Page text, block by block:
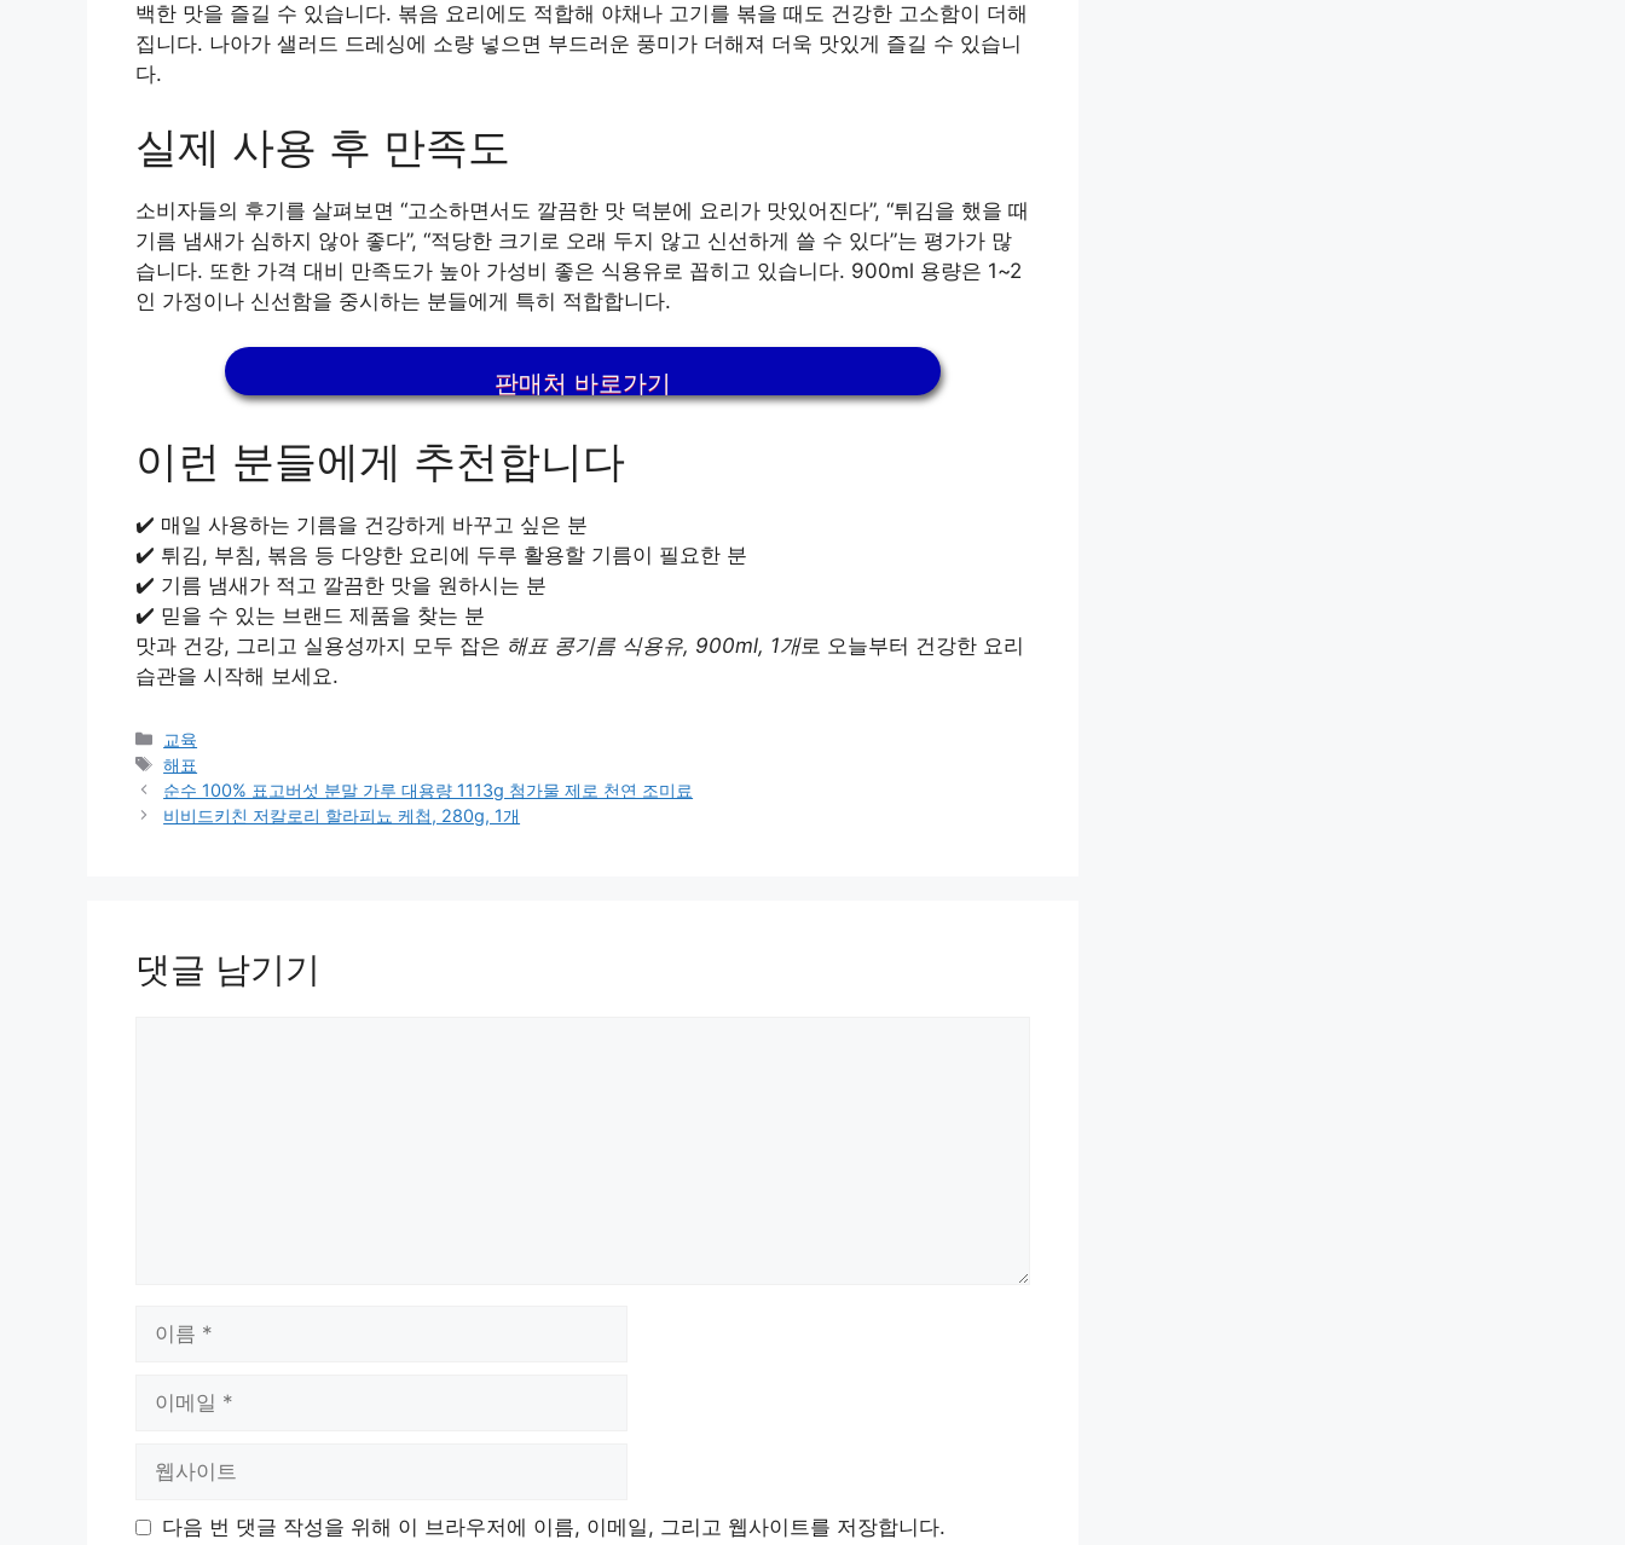
백한 맛을 즐길 수 있습니다. 볶음 요리에도 적합해 야채나 고기를 볶을 때도 건강한 고소함이 더해
집니다. 나아가 샐러드 드레싱에 소량 넣으면 부드러운 풍미가 더해져 더욱 맛있게 즐길 수 있습니
다.
실제 사용 후 만족도
소비자들의 후기를 살펴보면 “고소하면서도 깔끔한 맛 덕분에 요리가 맛있어진다”, “튀김을 했을 때
기름 냄새가 심하지 않아 좋다”, “적당한 크기로 오래 두지 않고 신선하게 쓸 수 있다”는 평가가 많
습니다. 또한 가격 대비 만족도가 높아 가성비 좋은 식용유로 꼽히고 있습니다. 900ml 용량은 1~2
인 가정이나 신선함을 중시하는 분들에게 특히 적합합니다.
판매처 바로가기
이런 분들에게 추천합니다
✔️ 매일 사용하는 기름을 건강하게 바꾸고 싶은 분
✔️ 튀김, 부침, 볶음 등 다양한 요리에 두루 활용할 기름이 필요한 분
✔️ 기름 냄새가 적고 깔끔한 맛을 원하시는 분
✔️ 믿을 수 있는 브랜드 제품을 찾는 분
맛과 건강, 그리고 실용성까지 모두 잡은 해표 콩기름 식용유, 900ml, 1개로 오늘부터 건강한 요리
습관을 시작해 보세요.
카
테
고
리
교육
태
그
해표
순수 100% 표고버섯 분말 가루 대용량 1113g 첨가물 제로 천연 조미료
비비드키친 저칼로리 할라피뇨 케첩, 280g, 1개
댓글 남기기
이 다음 번 댓글 작성을 위해 이 브라우저에 이름, 이메일, 그리고 웹사이트를 저장합니다.